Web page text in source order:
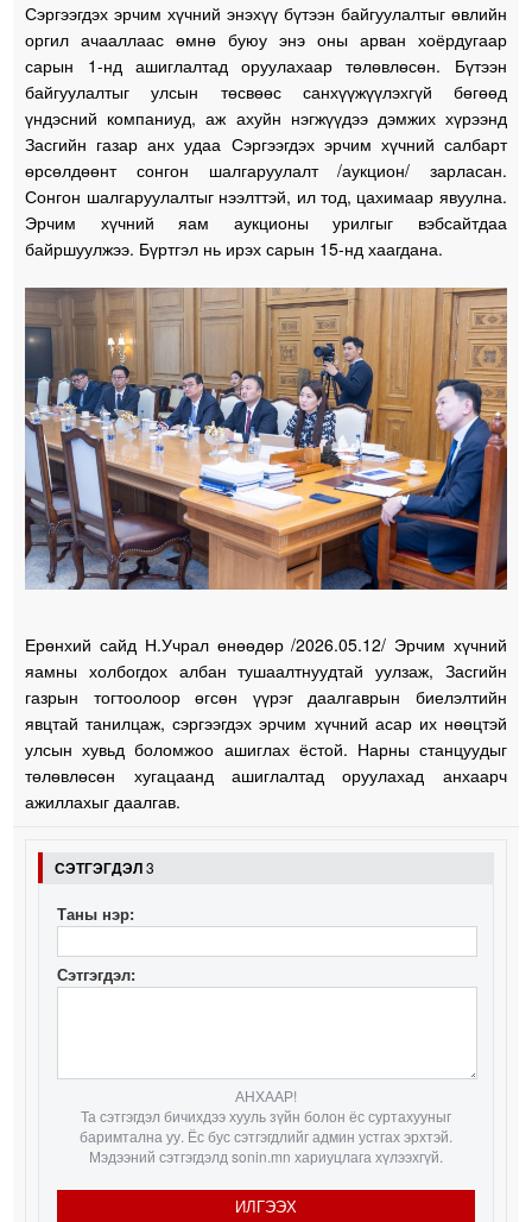
Сэргээгдэх эрчим хүчний энэхүү бүтээн байгуулалтыг өвлийн
оргил ачааллаас өмнө буюу энэ оны арван хоёрдугаар
сарын 1-нд ашиглалтад оруулахаар төлөвлөсөн. Бүтээн
байгуулалтыг улсын төсвөөс санхүүжүүлэхгүй бөгөөд
үндэсний компаниуд, аж ахуйн нэгжүүдээ дэмжих хүрээнд
Засгийн газар анх удаа Сэргээгдэх эрчим хүчний салбарт
өрсөлдөөнт сонгон шалгаруулалт /аукцион/ зарласан.
Сонгон шалгаруулалтыг нээлттэй, ил тод, цахимаар явуулна.
Эрчим хүчний яам аукционы урилгыг вэбсайтдаа
байршуулжээ. Бүртгэл нь ирэх сарын 15-нд хаагдана.
Ерөнхий сайд Н.Учрал өнөөдөр /2026.05.12/ Эрчим хүчний
яамны холбогдох албан тушаалтнуудтай уулзаж, Засгийн
газрын тогтоолоор өгсөн үүрэг даалгаврын биелэлтийн
явцтай танилцаж, сэргээгдэх эрчим хүчний асар их нөөцтэй
улсын хувьд боломжоо ашиглах ёстой. Нарны станцуудыг
төлөвлөсөн хугацаанд ашиглалтад оруулахад анхаарч
ажиллахыг даалгав.
СЭТГЭГДЭЛ3
Таны нэр:
Сэтгэгдэл:
АНХААР!
Та сэтгэгдэл бичихдээ хууль зүйн болон ёс суртахууныг
баримтална уу. Ёс бус сэтгэгдлийг админ устгах эрхтэй.
Мэдээний сэтгэгдэлд sonin.mn хариуцлага хүлээхгүй.
ИЛГЭЭХ